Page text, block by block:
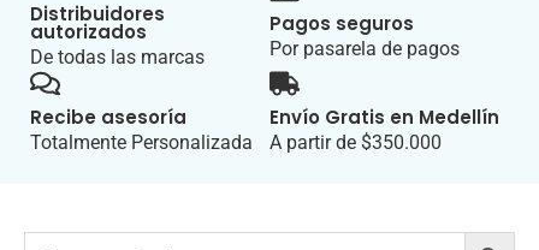
Distribuidores
autorizados
De todas las marcas
Pagos seguros
Por pasarela de pagos
Recibe asesoría
Totalmente Personalizada
Envío Gratis en Medellín
A partir de $350.000